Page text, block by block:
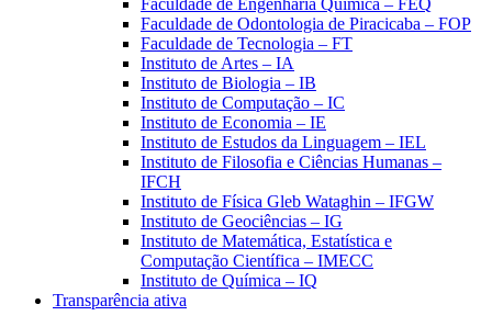
Faculdade de Engenharia Química – FEQ
Faculdade de Odontologia de Piracicaba – FOP
Faculdade de Tecnologia – FT
Instituto de Artes – IA
Instituto de Biologia – IB
Instituto de Computação – IC
Instituto de Economia – IE
Instituto de Estudos da Linguagem – IEL
Instituto de Filosofia e Ciências Humanas –
IFCH
Instituto de Física Gleb Wataghin – IFGW
Instituto de Geociências – IG
Instituto de Matemática, Estatística e
Computação Científica – IMECC
Instituto de Química – IQ
Transparência ativa